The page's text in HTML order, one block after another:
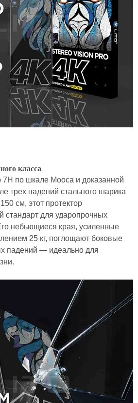
класса
по шкале Мооса и доказанной
трех падений стального шарика
см, этот протектор
стандарт для ударопрочных
небьющиеся края, усиленные
25 кг, поглощают боковые
падений — идеально для